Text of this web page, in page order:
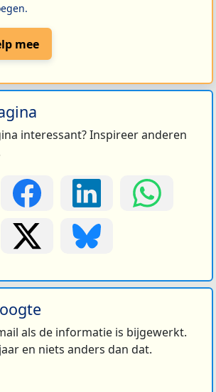
mee
interessant? Inspireer anderen
als de informatie is bijgewerkt.
en niets anders dan dat.